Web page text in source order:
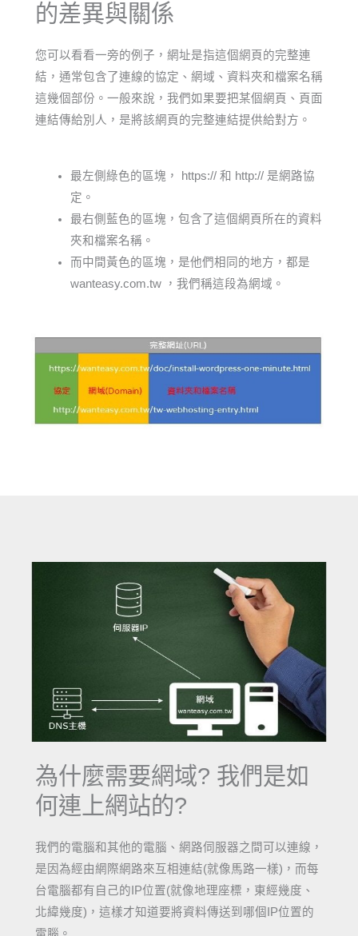
的差異與關係
您可以看看一旁的例子，網址是指這個網頁的完整連
結，通常包含了連線的協定、網域、資料夾和檔案名稱
這幾個部份。一般來說，我們如果要把某個網頁、頁面
連結傳給別人，是將該網頁的完整連結提供給對方。
最左側綠色的區塊， https:// 和 http:// 是網路協
定。
最右側藍色的區塊，包含了這個網頁所在的資料
夾和檔案名稱。
而中間黃色的區塊，是他們相同的地方，都是
wanteasy.com.tw ，我們稱這段為網域。
為什麼需要網域? 我們是如
何連上網站的?
我們的電腦和其他的電腦、網路伺服器之間可以連線，
是因為經由網際網路來互相連結(就像馬路一樣)，而每
台電腦都有自己的IP位置(就像地理座標，東經幾度、
北緯幾度)，這樣才知道要將資料傳送到哪個IP位置的